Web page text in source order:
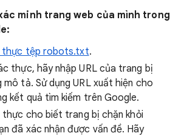
minh trang web của mình trong
thực tệp robots.txt.
thực, hãy nhập URL của trang bị
mô tả. Sử dụng URL xuất hiện cho
kết quả tìm kiếm trên Google.
thực cho biết trang bị chặn khỏi
đã xác nhận được vấn đề. Hãy